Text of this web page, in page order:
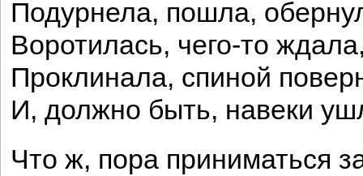
Подурнела, пошла,
Воротилась, чего-то
Проклинала, спиной
И, должно быть, навеки
Что ж, пора приниматься